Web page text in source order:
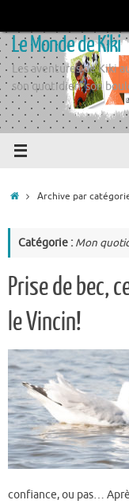
contenu
Le Monde de Kiki
Les aventures de Kiki
son quotidien, son
AccueilArchive par
Catégorie : Mon
Prise de bec,
le Vincin!
confiance, ou pas…